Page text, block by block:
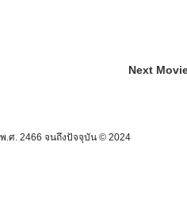
Next
.ศ. 2466 จนถึงปัจจุบัน © 2024